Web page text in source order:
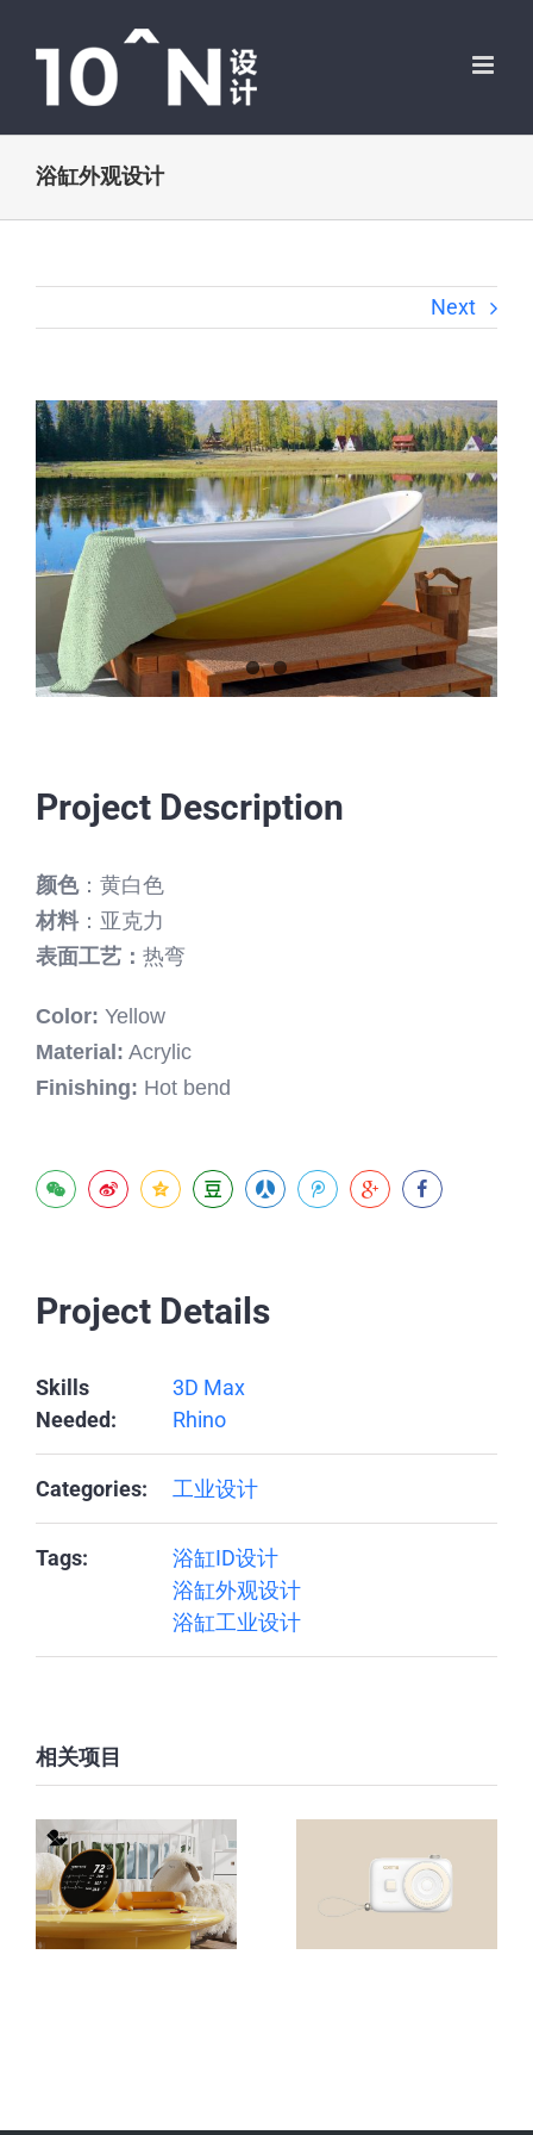
浴缸外观设计
Next
View
Larger
Image
Project Description
颜色：黄白色
材料：亚克力
表面工艺： 热弯
Color: Yellow
Material: Acrylic
Finishing: Hot bend
Project Details
Skills
Needed:
3D Max
Rhino
Categories: 工业设计
Tags:
浴缸ID设计
浴缸外观设计
浴缸工业设计
相关项目